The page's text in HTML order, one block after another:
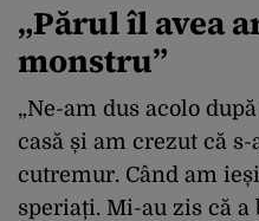
„Părul îl avea
monstru”
„Ne-am dus acolo
casă și am crezut că
cutremur. Când am
speriați. Mi-au zis că a